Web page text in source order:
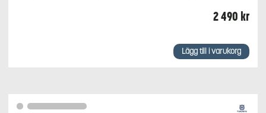
2 490 kr
Lägg till i varukorg